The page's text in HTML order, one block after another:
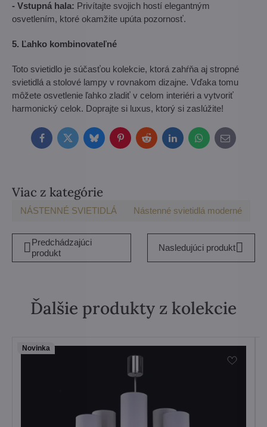
- Vstupná hala: Privítajte svojich hostí elegantným
osvetlením, ktoré okamžite upúta pozornosť.
5. Ľahko kombinovateľné
Toto svietidlo je súčasťou kolekcie, ktorá zahŕňa aj stropné
svietidlá a stolové lampy v rovnakom dizajne. Vďaka tomu
môžete osvetlenie ľahko zladiť v celom interiéri a vytvoriť
harmonický celok. Doprajte si luxus, ktorý si zaslúžite!
FacebookTwitterBlueskyPinterestRedditLinkedInWhatsApp
E-
mail
Viac z kategórie
NÁSTENNÉ SVIETIDLÁ Nástenné svietidlá moderné
Predchádzajúci
produkt
Nasledujúci produkt
Ďalšie produkty z kolekcie
Novinka